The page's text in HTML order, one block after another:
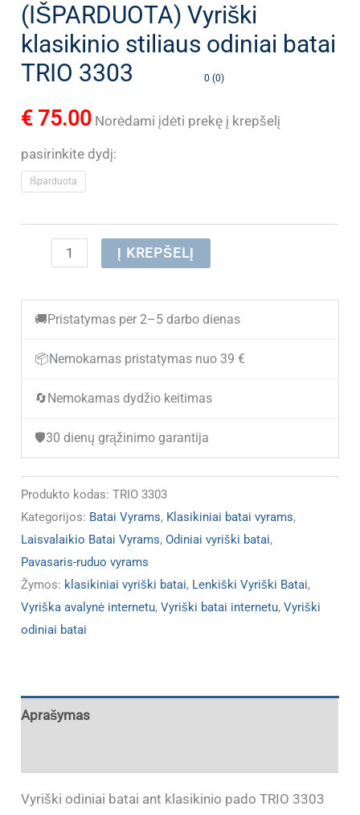
(IŠPARDUOTA) Vyriški
klasikinio stiliaus odiniai batai
TRIO 3303
0 (0)
€ 75.00 Norėdami įdėti prekę į krepšelį
pasirinkite dydį:
Išparduota
produkto
(IŠPARDUOTA)
Vyriški
klasikinio
odiniai
3303
Į KREPŠELĮ
🚚 Pristatymas per 2–5 darbo dienas
📦 Nemokamas pristatymas nuo 39 €
🔄 Nemokamas dydžio keitimas
🛡️30 dienų grąžinimo garantija
Produkto kodas:TRIO 3303
Kategorijos: Batai Vyrams, Klasikiniai batai vyrams,
Laisvalaikio Batai Vyrams,Odiniai vyriški batai,
Pavasaris-ruduo vyrams
Žymos: klasikiniai vyriški batai, Lenkiški Vyriški Batai,
Vyriška avalynė internetu,Vyriški batai internetu,Vyriški
odiniai batai
Aprašymas
Vyriški odiniai batai ant klasikinio pado TRIO 3303